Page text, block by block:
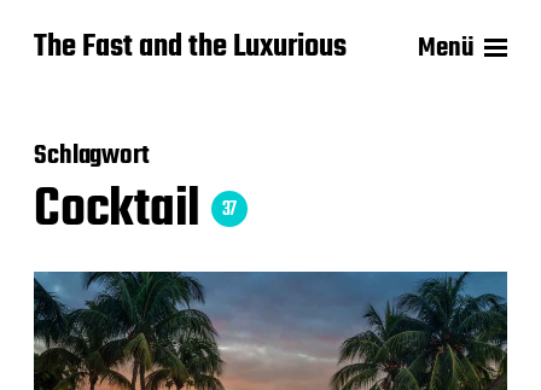
The Fast and the Luxurious Menü
Schlagwort
Cocktail 37